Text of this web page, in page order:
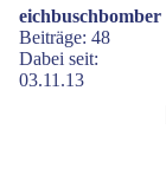
eichbuschbomber
Beiträge: 48
Dabei seit:
03.11.13